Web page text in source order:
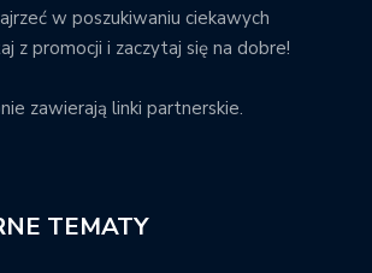
w poszukiwaniu ciekawych
z promocji i zaczytaj się na dobre!
zawierają linki partnerskie.
TEMATY